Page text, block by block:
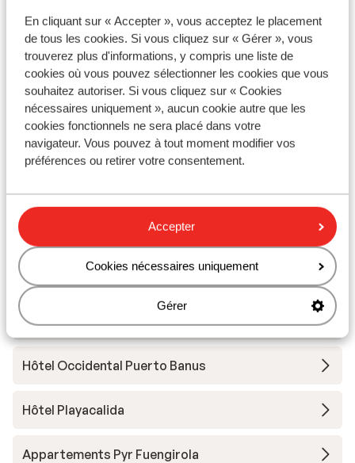
En cliquant sur « Accepter », vous acceptez le placement
de tous les cookies. Si vous cliquez sur « Gérer », vous
trouverez plus d'informations, y compris une liste de
cookies où vous pouvez sélectionner les cookies que vous
souhaitez autoriser. Si vous cliquez sur « Cookies
nécessaires uniquement », aucun cookie autre que les
cookies fonctionnels ne sera placé dans votre
navigateur. Vous pouvez à tout moment modifier vos
préférences ou retirer votre consentement.
Accepter
Cookies nécessaires uniquement
Gérer
Appart'hôtel Bajondillo
Hôtel Meliá Costa del Sol
Iberostar Waves Malaga Playa
Hôtel Carmen Teresa
Ibersol Almuñecar Beach & Spa
Hôtel Globales Gardenia
Hôtel Occidental Puerto Banus
Hôtel Playacalida
Appartements Pyr Fuengirola